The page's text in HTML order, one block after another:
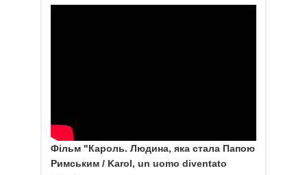
Фільм "Кароль. Людина, яка стала Папою
Римським / Karol, un uomo diventato